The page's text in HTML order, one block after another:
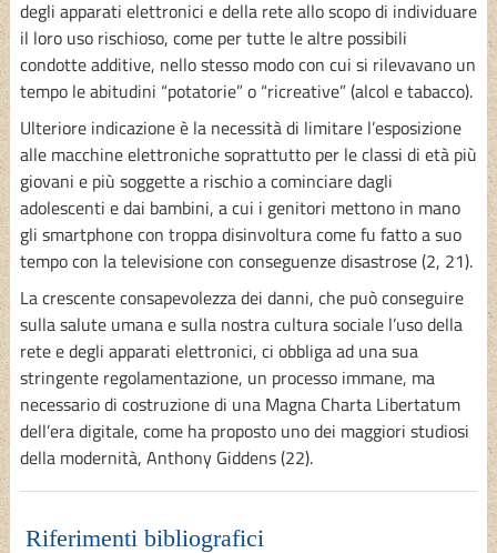
degli apparati elettronici e della rete allo scopo di individuare
il loro uso rischioso, come per tutte le altre possibili
condotte additive, nello stesso modo con cui si rilevavano un
tempo le abitudini “potatorie” o “ricreative” (alcol e tabacco).
Ulteriore indicazione è la necessità di limitare l’esposizione
alle macchine elettroniche soprattutto per le classi di età più
giovani e più soggette a rischio a cominciare dagli
adolescenti e dai bambini, a cui i genitori mettono in mano
gli smartphone con troppa disinvoltura come fu fatto a suo
tempo con la televisione con conseguenze disastrose (2, 21).
La crescente consapevolezza dei danni, che può conseguire
sulla salute umana e sulla nostra cultura sociale l’uso della
rete e degli apparati elettronici, ci obbliga ad una sua
stringente regolamentazione, un processo immane, ma
necessario di costruzione di una Magna Charta Libertatum
dell’era digitale, come ha proposto uno dei maggiori studiosi
della modernità, Anthony Giddens (22).
Riferimenti bibliografici